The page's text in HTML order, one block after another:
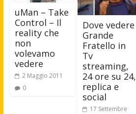
uMan – Take
Control – Il
reality che
non
volevamo
vedere
2 Maggio 2011
0
Dove vedere
Grande
Fratello in
Tv
streaming,
24 ore su 24,
replica e
social
17 Settembre